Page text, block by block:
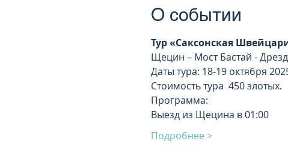
О событии
Тур «Саксонская
Щецин – Мост Бастай -
Даты тура: 18-19 октября
Стоимость тура  450 злотых.
Программа:
Выезд из Щецина в 01:00
Подробнее >